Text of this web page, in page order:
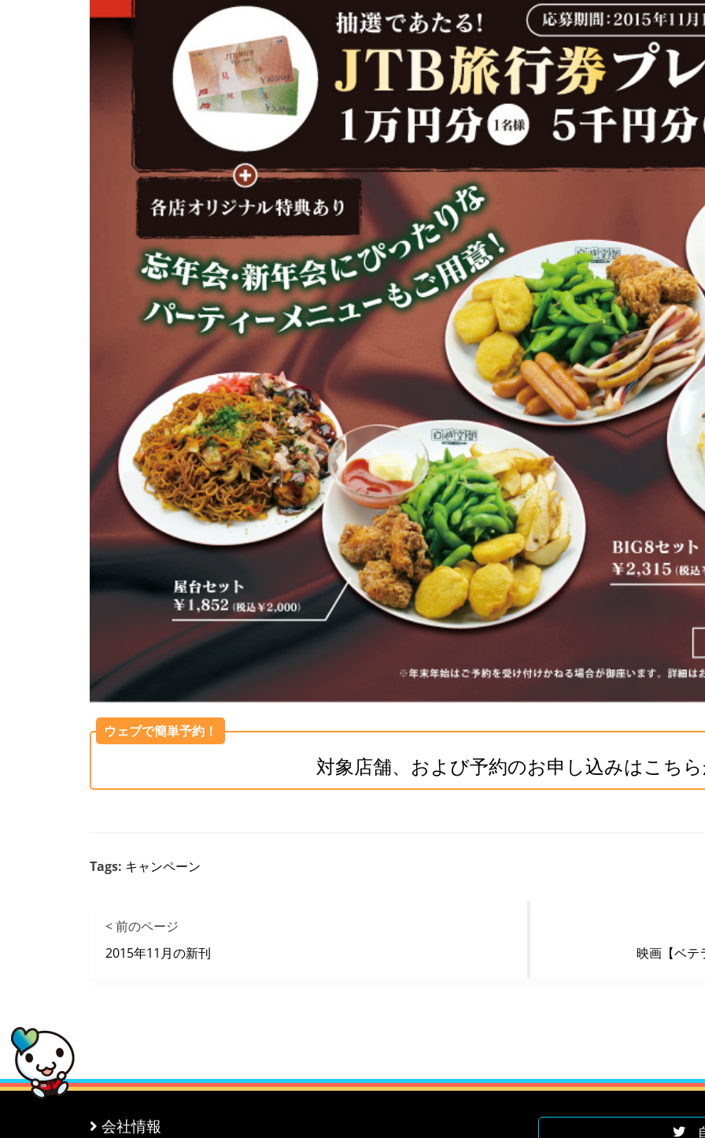
ウェブで簡単予約！
対象店舗、および予約のお申し込みはこち
Tags: キャンペーン
< 前のページ
2015年11月の新刊
映画【ベ
会社情報 自